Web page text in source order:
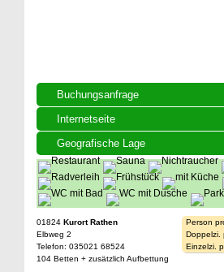
Buchungsanfrage
Internetseite
Geografische Lage
01824 Kurort Rathen
Elbweg 2
Telefon: 035021 68524
104 Betten + zusätzlich Aufbettung
Person
Doppelzi.
Einzelzi.